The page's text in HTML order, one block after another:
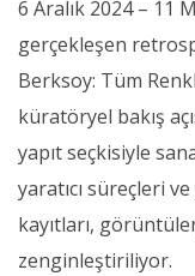
6 Aralık 2024 – 11
gerçekleşen
Berksoy: Tüm
küratöryel bakış
yapıt seçkisiyle
yaratıcı süreçleri
kayıtları,
zenginleştiriliyor.